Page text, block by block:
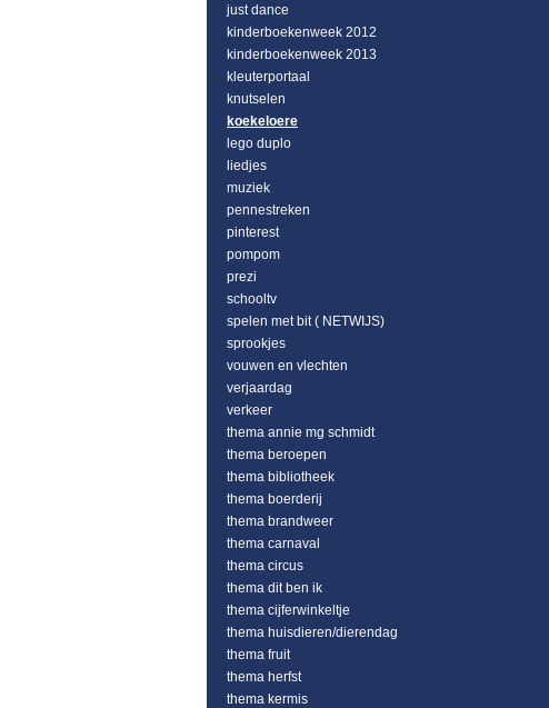
just dance
kinderboekenweek 2012
kinderboekenweek 2013
kleuterportaal
knutselen
koekeloere
lego duplo
liedjes
muziek
pennestreken
pinterest
pompom
prezi
schooltv
spelen met bit ( NETWIJS)
sprookjes
vouwen en vlechten
verjaardag
verkeer
thema annie mg schmidt
thema beroepen
thema bibliotheek
thema boerderij
thema brandweer
thema carnaval
thema circus
thema dit ben ik
thema cijferwinkeltje
thema huisdieren/dierendag
thema fruit
thema herfst
thema kermis